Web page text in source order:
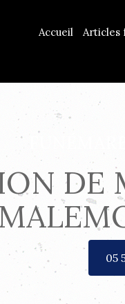
Accueil Articles
DE
05